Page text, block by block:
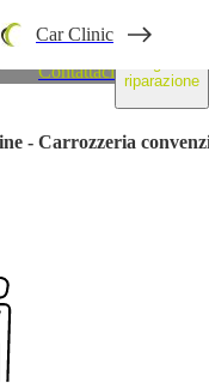
Contattaci riparazione
Car Clinic
- Carrozzeria